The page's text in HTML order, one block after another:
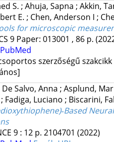
S. ; Ahuja, Sapna ; Akkin,
E. ; Chen, Anderson I ;
for microscopic
9 Paper: 013001 , 86 p.
PubMed
szerzőségű
De Salvo, Anna ; Asplund,
; Fadiga, Luciano ; Biscarini,
9: 12 p. 2104701 (2022)